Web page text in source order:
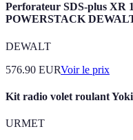
Perforateur SDS-plus XR
POWERSTACK
DEWALT
576.90 EURVoir le prix
Kit radio volet roulant
URMET